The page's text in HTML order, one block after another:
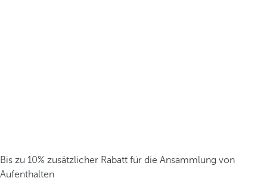
Bis zu 10% zusätzlicher Rabatt für die Ansammlung von
Aufenthalten